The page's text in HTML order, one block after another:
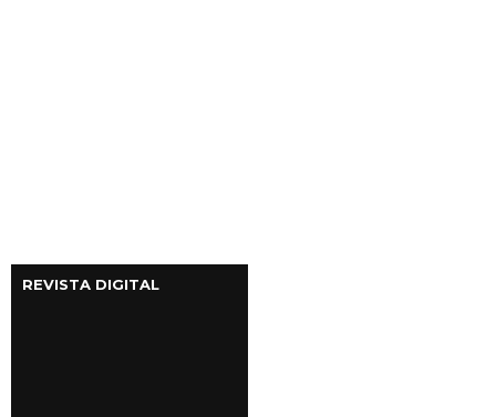
REVISTA DIGITAL